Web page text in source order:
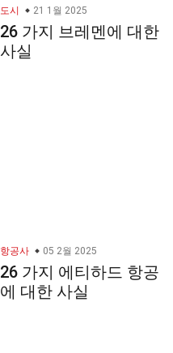
도시 21 1월 2025
26 가지 브레멘에 대한
사실
항공사 05 2월 2025
26 가지 에티하드 항공
에 대한 사실